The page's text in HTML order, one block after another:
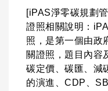
[iPAS淨零碳規劃
證照相關說明：
照，是第一個由政
關證照，題目內容
碳定價、碳匯、減
的演進、CDP、